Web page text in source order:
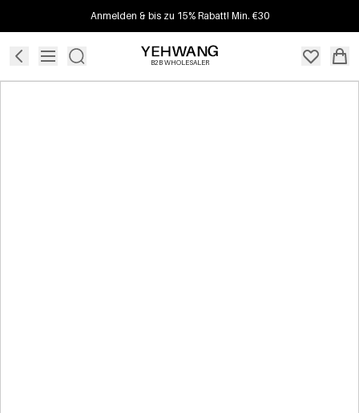
Anmelden & bis zu 15% Rabatt! Min. €30
B2B WHOLESALER